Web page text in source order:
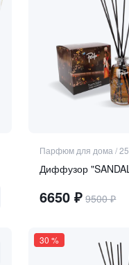
Парфюм для дома /
Диффузор
6650 ₽ 9500₽
30 %